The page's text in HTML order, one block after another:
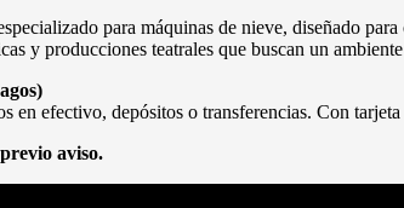
para máquinas de nieve, diseñado
y producciones teatrales que buscan un
en efectivo, depósitos o transferencias. Con
aviso.